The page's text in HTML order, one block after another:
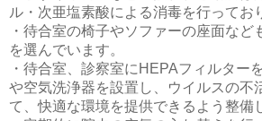
ル・次亜塩素酸による消毒を行ってお
・待合室の椅子やソファーの座面など
を選んでいます。
・待合室、診察室にHEPAフィルター
や空気洗浄器を設置し、ウイルスの不
て、快適な環境を提供できるよう整備